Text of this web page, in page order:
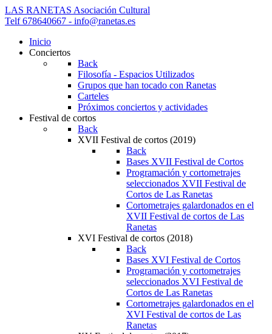
LAS RANETAS Asociación Cultural
Telf 678640667 - info@ranetas.es
Inicio
Conciertos
Back
Filosofía - Espacios Utilizados
Grupos que han tocado con Ranetas
Carteles
Próximos conciertos y actividades
Festival de cortos
Back
XVII Festival de cortos (2019)
Back
Bases XVII Festival de Cortos
Programación y cortometrajes
seleccionados XVII Festival de
Cortos de Las Ranetas
Cortometrajes galardonados en el
XVII Festival de cortos de Las
Ranetas
XVI Festival de cortos (2018)
Back
Bases XVI Festival de Cortos
Programación y cortometrajes
seleccionados XVI Festival de
Cortos de Las Ranetas
Cortometrajes galardonados en el
XVI Festival de cortos de Las
Ranetas